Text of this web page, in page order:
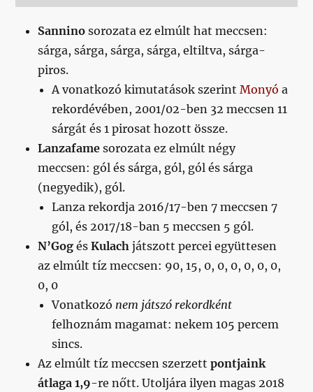
Sanninosorozata ez elmúlt hat meccsen:
sárga, sárga, sárga, sárga, eltiltva, sárga-
piros.
A vonatkozó kimutatások szerintMonyóa
rekordévében, 2001/02-ben 32 meccsen 11
sárgát és 1 pirosat hozott össze.
Lanzafamesorozata ez elmúlt négy
meccsen: gól és sárga, gól, gól és sárga
(negyedik), gól.
Lanza rekordja 2016/17-ben 7 meccsen 7
gól, és 2017/18-ban 5 meccsen 5 gól.
N’Gog ésKulachjátszott percei együttesen
az elmúlt tíz meccsen: 90, 15, 0, 0, 0, 0, 0, 0,
0, 0
Vonatkozó nem játszó rekordként
felhoznám magamat: nekem 105 percem
sincs.
Az elmúlt tíz meccsen szerzettpontjaink
átlaga 1,9-re nőtt. Utoljára ilyen magas 2018